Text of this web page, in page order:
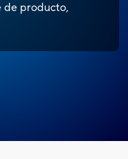
de producto,